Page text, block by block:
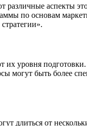
различные аспекты
по основам
уровня
могут быть более
длиться от